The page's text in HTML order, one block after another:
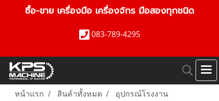
ซื้อ-ขาย เครื่องมือ เครื่องจักร มือสองทุกชนิด
083-789-4295
หน้าแรก สินค้าทั้งหมด
อุปกรณ์โรงงาน